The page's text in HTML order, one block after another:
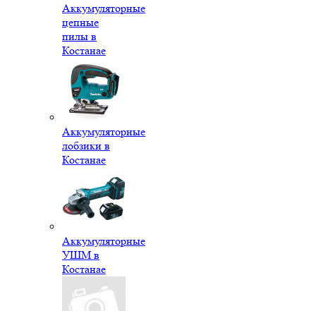
Аккумуляторные
цепные
пилы в
Костанае
Аккумуляторные
лобзики в
Костанае
Аккумуляторные
УШМ в
Костанае